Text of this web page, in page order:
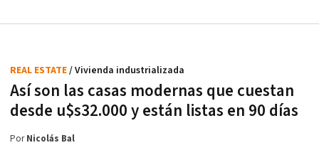
Así son las casas modernas que cuestan
desde u$s32.000 y están listas en 90 días
REAL ESTATE/ Vivienda industrializada
PorNicolás Bal